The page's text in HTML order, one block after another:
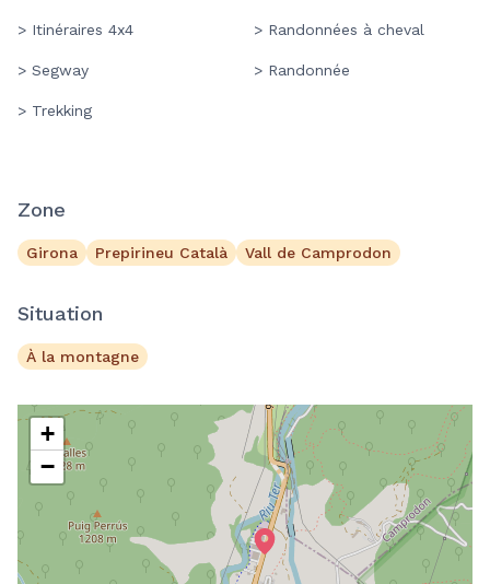
> Itinéraires 4x4 > Randonnées à cheval
> Segway > Randonnée
> Trekking
Zone
Girona Prepirineu Català Vall de Camprodon
Situation
À la montagne
+
−